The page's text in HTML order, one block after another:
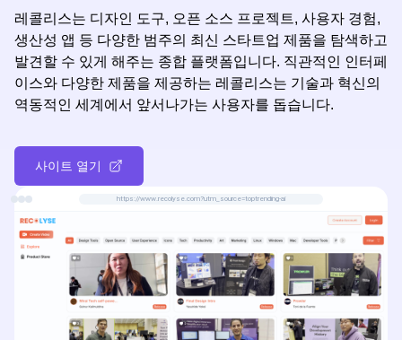
레콜리스는 디자인 도구, 오픈 소스 프로젝트, 사용자 경험,
생산성 앱 등 다양한 범주의 최신 스타트업 제품을 탐색하고
발견할 수 있게 해주는 종합 플랫폼입니다. 직관적인 인터페
이스와 다양한 제품을 제공하는 레콜리스는 기술과 혁신의
역동적인 세계에서 앞서나가는 사용자를 돕습니다.
사이트 열기
https://www.recolyse.com?utm_source=toptrending-ai